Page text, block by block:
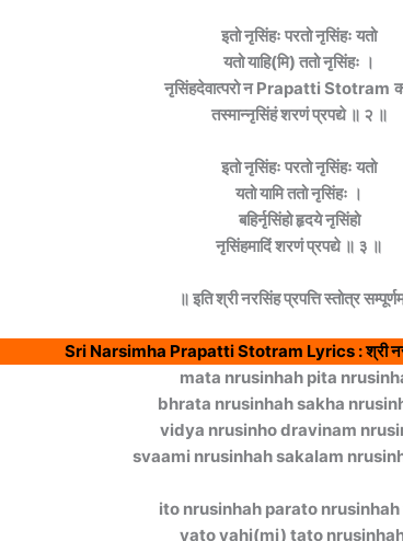
इतो नृसिंहः परतो नृसिंहः यतो
यतो याहि(मि) ततो नृसिंहः ।
नृसिंहदेवात्परो न Prapatti Stotram
तस्मान्नृसिंहं शरणं प्रपद्ये ॥ २ ॥
इतो नृसिंहः परतो नृसिंहः यतो
यतो यामि ततो नृसिंहः ।
बहिर्नृसिंहो हृदये नृसिंहो
नृसिंहमादिं शरणं प्रपद्ये ॥ ३ ॥
॥ इति श्री नरसिंह प्रपत्ति स्तोत्र
Sri Narsimha Prapatti Stotram Lyrics : श्री
mata nrusinhah pita
bhrata nrusinhah sakha
vidya nrusinho dravinam
svaami nrusinhah sakalam
ito nrusinhah parato
yato yahi(mi) tato